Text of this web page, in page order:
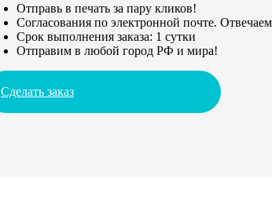
Отправь в печать за пару кликов!
Согласования по электронной почте. Отвечаем
Срок выполнения заказа: 1 сутки
Отправим в любой город РФ и мира!
Сделать заказ